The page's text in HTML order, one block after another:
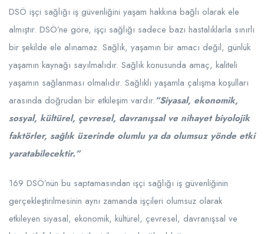
DSÖ işçi sağlığı iş güvenliğini yaşam hakkına bağlı olarak ele
almıştır. DSÖ’ne göre, işçi sağlığı sadece bazı hastalıklarla sınırlı
bir şekilde ele alınamaz. Sağlık, yaşamın bir amacı değil, günlük
yaşamın kaynağı sayılmalıdır. Sağlık konusunda amaç, kaliteli
yaşamın sağlanması olmalıdır. Sağlıklı yaşamla çalışma koşulları
arasında doğrudan bir etkileşim vardır.”Siyasal, ekonomik,
sosyal, kültürel, çevresel, davranışsal ve nihayet biyolojik
faktörler, sağlık üzerinde olumlu ya da olumsuz yönde etki
yaratabilecektir.”
169 DSÖ’nün bu saptamasından işçi sağlığı iş güvenliğinin
gerçekleştirilmesinin aynı zamanda işçileri olumsuz olarak
etkileyen siyasal, ekonomik, kültürel, çevresel, davranışsal ve